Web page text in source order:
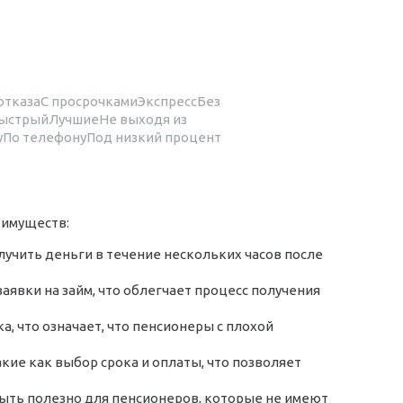
С просрочкамиЭкспрессБез
ЛучшиеНе выходя из
По телефонуПод низкий процент
деньги в течение нескольких часов после
на займ, что облегчает процесс получения
что означает, что пенсионеры с плохой
как выбор срока и оплаты, что позволяет
полезно для пенсионеров, которые не имеют